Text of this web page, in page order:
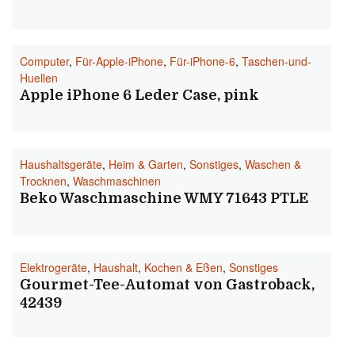
Computer, Für-Apple-iPhone, Für-iPhone-6, Taschen-und-
Huellen
Apple iPhone 6 Leder Case, pink
Haushaltsgeräte, Heim & Garten, Sonstiges, Waschen &
Trocknen, Waschmaschinen
Beko Waschmaschine WMY 71643 PTLE
Elektrogeräte, Haushalt, Kochen & Eßen, Sonstiges
Gourmet-Tee-Automat von Gastroback,
42439